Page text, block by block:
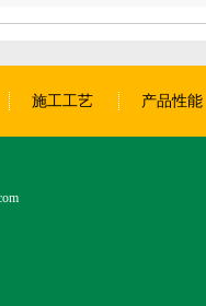
施工工艺 产品性能